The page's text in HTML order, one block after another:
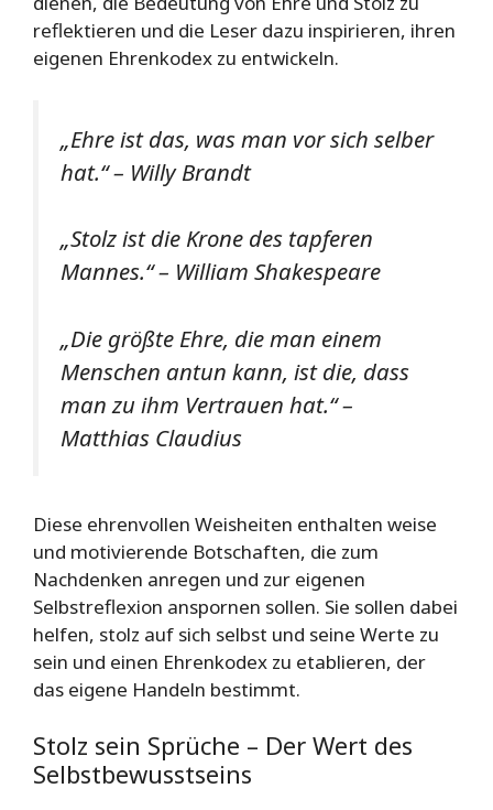
reflektieren und die Leser dazu inspirieren, ihren
eigenen Ehrenkodex zu entwickeln.
„Ehre ist das, was man vor sich selber
hat.“ – Willy Brandt
„Stolz ist die Krone des tapferen
Mannes.“ – William Shakespeare
„Die größte Ehre, die man einem
Menschen antun kann, ist die, dass
man zu ihm Vertrauen hat.“ –
Matthias Claudius
Diese ehrenvollen Weisheiten enthalten weise
und motivierende Botschaften, die zum
Nachdenken anregen und zur eigenen
Selbstreflexion anspornen sollen. Sie sollen dabei
helfen, stolz auf sich selbst und seine Werte zu
sein und einen Ehrenkodex zu etablieren, der
das eigene Handeln bestimmt.
Stolz sein Sprüche – Der Wert des
Selbstbewusstseins